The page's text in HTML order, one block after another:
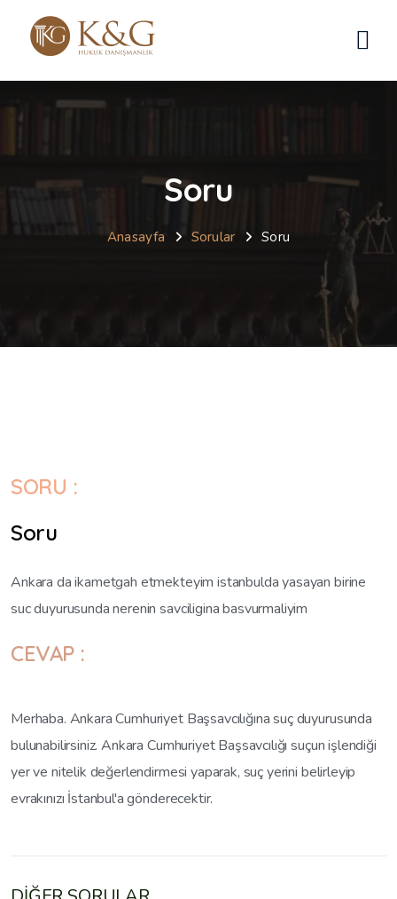
Soru
Anasayfa Sorular Soru
SORU :
Soru
Ankara da ikametgah etmekteyim istanbulda yasayan birine
suc duyurusunda nerenin savciligina basvurmaliyim
CEVAP :
Merhaba. Ankara Cumhuriyet Başsavcılığına suç duyurusunda
bulunabilirsiniz. Ankara Cumhuriyet Başsavcılığı suçun işlendiği
yer ve nitelik değerlendirmesi yaparak, suç yerini belirleyip
evrakınızı İstanbul'a gönderecektir.